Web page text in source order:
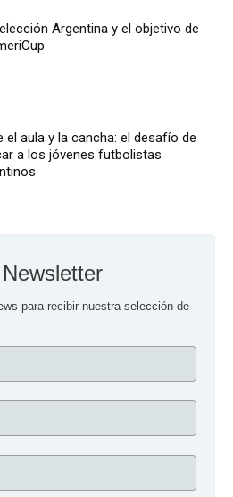
Argentina y el objetivo de
el aula y la cancha: el desafío de
a los jóvenes futbolistas
para recibir nuestra selección de